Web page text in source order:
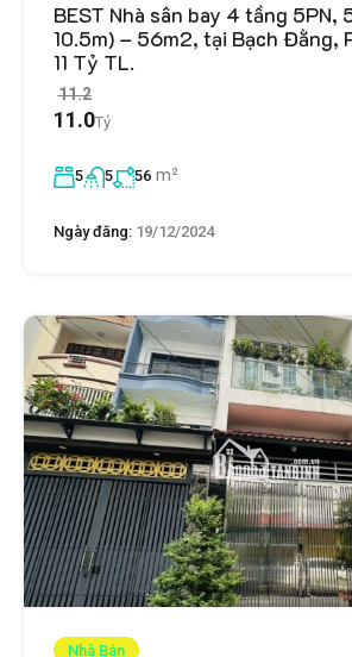
BEST Nhà sân bay 4 tầng 5PN,
10.5m) – 56m2, tại Bạch Đằng,
11 Tỷ TL.
11.0
11.2
Tỷ
5 5 56 m²
Ngày đăng: 19/12/2024
Nhà Bán